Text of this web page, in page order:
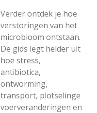
Verder ontdek je hoe
verstoringen van het
microbioom ontstaan.
De gids legt helder uit
hoe stress,
antibiotica,
ontworming,
transport, plotselinge
voerveranderingen en